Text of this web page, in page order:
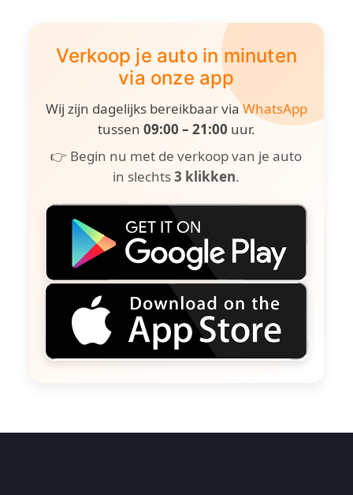
Verkoop je auto in minuten
via onze app
Wij zijn dagelijks bereikbaar viaWhatsApp
tussen 09:00 – 21:00 uur.
👉 Begin nu met de verkoop van je auto
in slechts3 klikken.